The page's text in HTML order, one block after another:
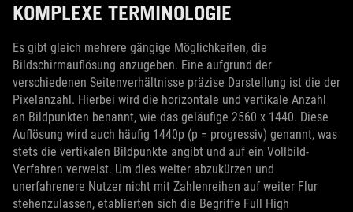
KOMPLEXE TERMINOLOGIE
Es gibt gleich mehrere gängige Möglichkeiten, die
Bildschirmauflösung anzugeben. Eine aufgrund der
verschiedenen Seitenverhältnisse präzise Darstellung ist die der
Pixelanzahl. Hierbei wird die horizontale und vertikale Anzahl
an Bildpunkten benannt, wie das geläufige 2560 x 1440. Diese
Auflösung wird auch häufig 1440p (p = progressiv) genannt, was
stets die vertikalen Bildpunkte angibt und auf ein Vollbild-
Verfahren verweist. Um dies weiter abzukürzen und
unerfahrenere Nutzer nicht mit Zahlenreihen auf weiter Flur
stehenzulassen, etablierten sich die Begriffe Full High